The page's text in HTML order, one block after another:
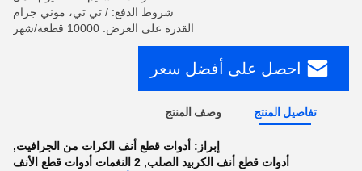
شروط الدفع: / تي تي، موني جرام
القدرة على العرض: 10000 قطعة/شهر
احصل على أفضل سعر
تفاصيل المنتج وصف المنتج
إبراز: أدوات قطع أنف الكرات من الجرافيت,
أدوات قطع أنف الكربيد الصلب, 2 النغمات أدوات قطع الأنف